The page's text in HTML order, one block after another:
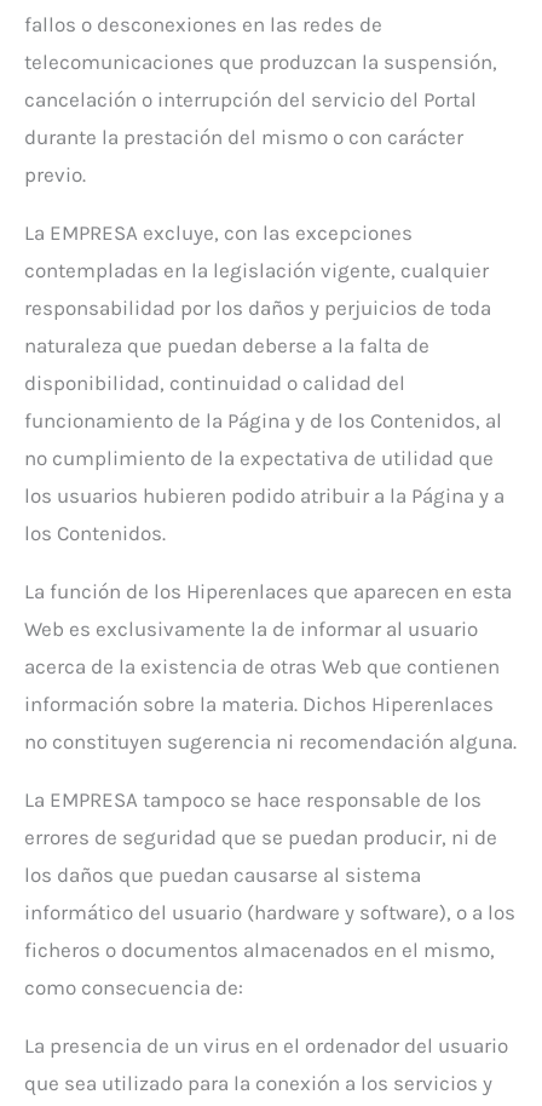
fallos o desconexiones en las redes de
telecomunicaciones que produzcan la suspensión,
cancelación o interrupción del servicio del Portal
durante la prestación del mismo o con carácter
previo.
La EMPRESA excluye, con las excepciones
contempladas en la legislación vigente, cualquier
responsabilidad por los daños y perjuicios de toda
naturaleza que puedan deberse a la falta de
disponibilidad, continuidad o calidad del
funcionamiento de la Página y de los Contenidos, al
no cumplimiento de la expectativa de utilidad que
los usuarios hubieren podido atribuir a la Página y a
los Contenidos.
La función de los Hiperenlaces que aparecen en esta
Web es exclusivamente la de informar al usuario
acerca de la existencia de otras Web que contienen
información sobre la materia. Dichos Hiperenlaces
no constituyen sugerencia ni recomendación alguna.
La EMPRESA tampoco se hace responsable de los
errores de seguridad que se puedan producir, ni de
los daños que puedan causarse al sistema
informático del usuario (hardware y software), o a los
ficheros o documentos almacenados en el mismo,
como consecuencia de:
La presencia de un virus en el ordenador del usuario
que sea utilizado para la conexión a los servicios y